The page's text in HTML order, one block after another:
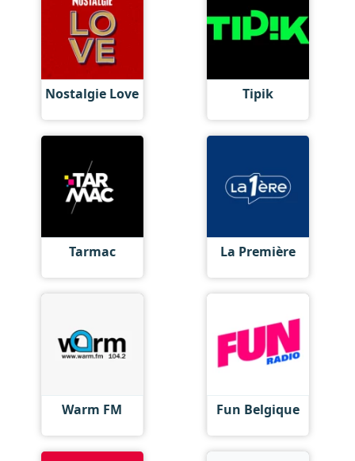
Nostalgie Love Tipik
Tarmac La Première
Warm FM Fun Belgique